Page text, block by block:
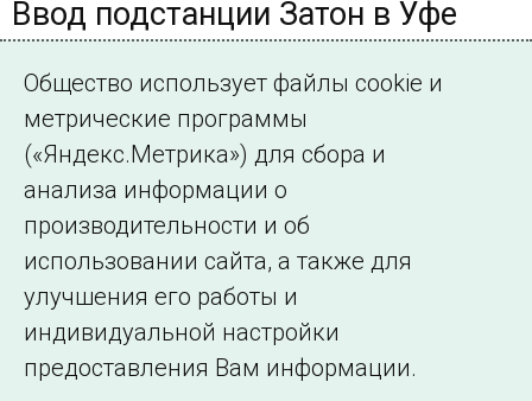
Ввод подстанции Затон в Уфе
электроснабжения новых
микрорайонов города
Специалисты Башкирского РДУ обеспечили режимные
условия для ввода новой подстанции
©2005–2026 АО «СО ЕЭС»
Филиалы и
представительства
Общество использует файлы cookie и
метрические программы
(«Яндекс.Метрика») для сбора и
анализа информации о
производительности и об
использовании сайта, а также для
улучшения его работы и
индивидуальной настройки
предоставления Вам информации.